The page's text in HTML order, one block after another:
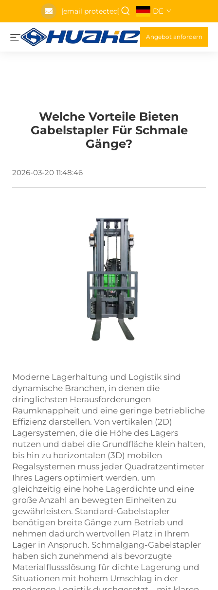
[email protected] DE
Angebot anfordern
Welche Vorteile Bieten
Gabelstapler Für Schmale
Gänge?
2026-03-20 11:48:46
Moderne Lagerhaltung und Logistik sind
dynamische Branchen, in denen die
dringlichsten Herausforderungen
Raumknappheit und eine geringe betriebliche
Effizienz darstellen. Von vertikalen (2D)
Lagersystemen, die die Höhe des Lagers
nutzen und dabei die Grundfläche klein halten,
bis hin zu horizontalen (3D) mobilen
Regalsystemen muss jeder Quadratzentimeter
Ihres Lagers optimiert werden, um
gleichzeitig eine hohe Lagerdichte und eine
große Anzahl an bewegten Einheiten zu
gewährleisten. Standard-Gabelstapler
benötigen breite Gänge zum Betrieb und
nehmen dadurch wertvollen Platz in Ihrem
Lager in Anspruch. Schmalgang-Gabelstapler
haben sich zunehmend als bevorzugte
Materialflussslösung für dichte Lagerung und
Situationen mit hohem Umschlag in der